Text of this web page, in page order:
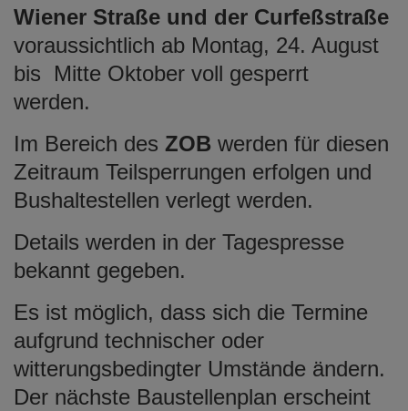
Wiener Straße und der Curfeßstraße
voraussichtlich ab Montag, 24. August
bis Mitte Oktober voll gesperrt
werden.
Im Bereich des ZOB werden für diesen
Zeitraum Teilsperrungen erfolgen und
Bushaltestellen verlegt werden.
Details werden in der Tagespresse
bekannt gegeben.
Es ist möglich, dass sich die Termine
aufgrund technischer oder
witterungsbedingter Umstände ändern.
Der nächste Baustellenplan erscheint